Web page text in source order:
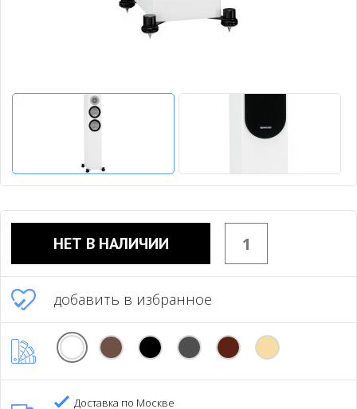
НЕТ В НАЛИЧИИ
добавить в избранное
Доставка по Москве